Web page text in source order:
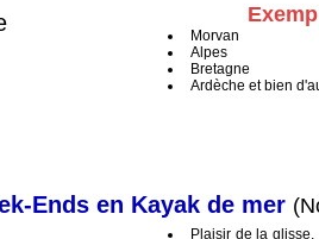
Morvan
Alpes
Bretagne
Ardèche et bien
Ends en Kayak de mer
Plaisir de la